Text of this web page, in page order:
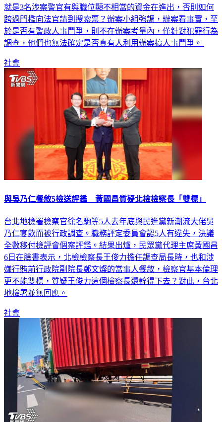
就是3名涉案警官有與職位顯不相當的資金在進出，否則如何
跨過門檻向法官請到搜索票？辦案小組強調，辦案看事實，至
於是否有警政人事鬥爭，則不在辦案考量內，僅針對犯罪行為
調查，他們也無法確定是否真有人利用辦案搞人事鬥爭。
社會
與吳乃仁餐敘5檢送評鑑 黃國昌質疑北檢檢察長「雙標」
台北地檢署檢察官徐名駒等5人去年底與民進黨新潮流大佬吳
乃仁宴飲而被行政調查。職務評定委員會認5人有違失，決議
全數移付檢評會個案評鑑。結果出爐，民眾黨代理主席黃國昌
6日在臉書表示，北檢檢察長王俊力擔任調查局長時，也和涉
嫌行賄前行政院副院長鄭文燦的當事人餐敘，檢察官基本倫理
更不能雙標，質疑王俊力這個檢察長還幹得下去？對此，台北
地檢署並無回應。
社會